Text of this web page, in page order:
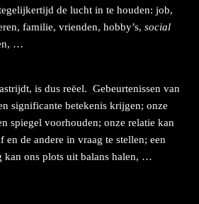
de lucht in te houden: job,
familie, vrienden, hobby’s, social
…
is dus reëel. Gebeurtenissen van
significante betekenis krijgen; onze
spiegel voorhouden; onze relatie kan
en de andere in vraag te stellen; een
kan ons plots uit balans halen, …